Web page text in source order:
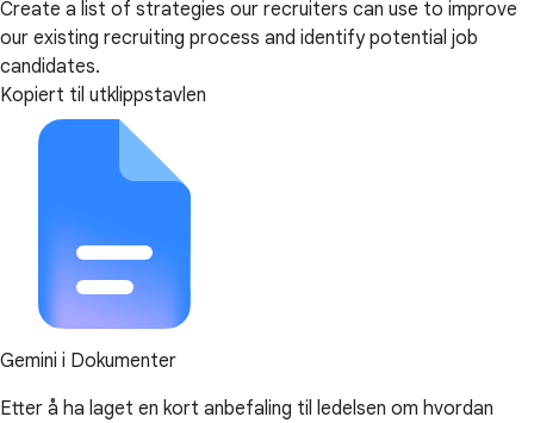
Create a list of strategies our recruiters can use to improve
our existing recruiting process and identify potential job
candidates.
Kopiert til utklippstavlen
Gemini i Dokumenter
Etter å ha laget en kort anbefaling til ledelsen om hvordan